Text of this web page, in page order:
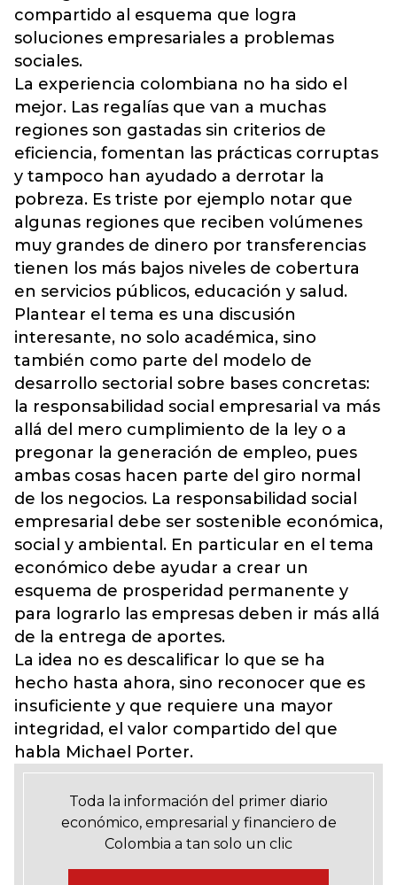
compartido al esquema que logra
soluciones empresariales a problemas
sociales.
La experiencia colombiana no ha sido el
mejor. Las regalías que van a muchas
regiones son gastadas sin criterios de
eficiencia, fomentan las prácticas corruptas
y tampoco han ayudado a derrotar la
pobreza. Es triste por ejemplo notar que
algunas regiones que reciben volúmenes
muy grandes de dinero por transferencias
tienen los más bajos niveles de cobertura
en servicios públicos, educación y salud.
Plantear el tema es una discusión
interesante, no solo académica, sino
también como parte del modelo de
desarrollo sectorial sobre bases concretas:
la responsabilidad social empresarial va más
allá del mero cumplimiento de la ley o a
pregonar la generación de empleo, pues
ambas cosas hacen parte del giro normal
de los negocios. La responsabilidad social
empresarial debe ser sostenible económica,
social y ambiental. En particular en el tema
económico debe ayudar a crear un
esquema de prosperidad permanente y
para lograrlo las empresas deben ir más allá
de la entrega de aportes.
La idea no es descalificar lo que se ha
hecho hasta ahora, sino reconocer que es
insuficiente y que requiere una mayor
integridad, el valor compartido del que
habla Michael Porter.
Toda la información del primer diario
económico, empresarial y financiero de
Colombia a tan solo un clic